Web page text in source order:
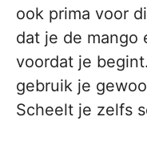
ook prima voor
dat je de mango
voordat je
gebruik je
Scheelt je zelfs